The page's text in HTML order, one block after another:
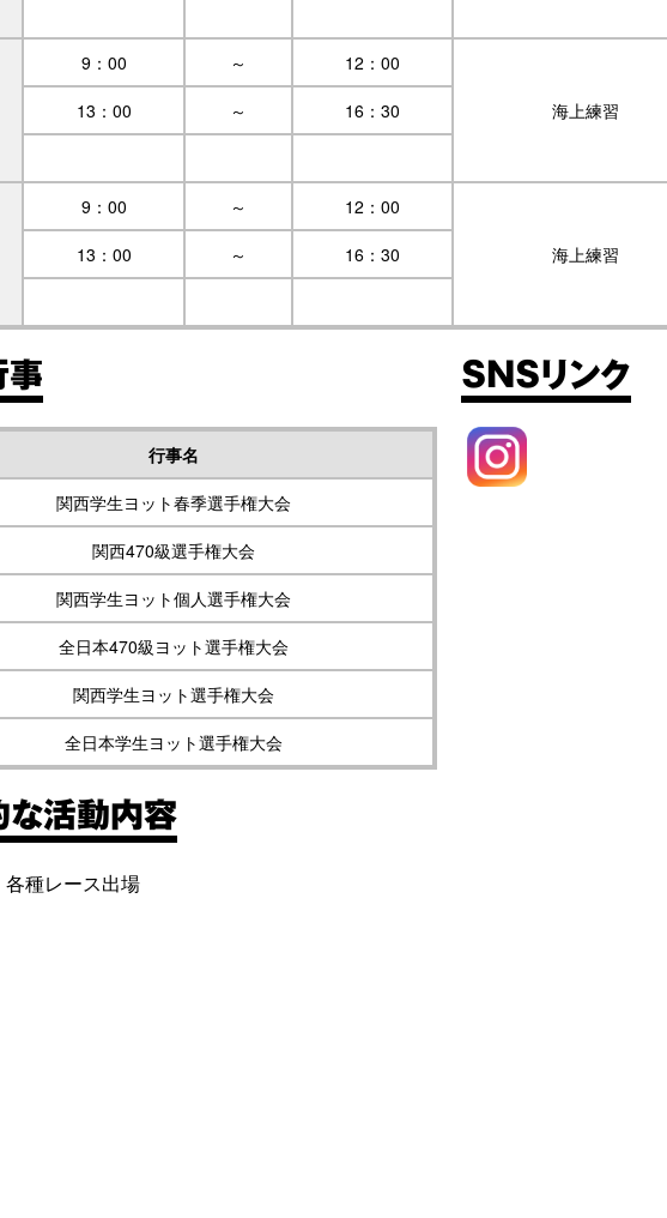
9：00 ～
12：00
海上練習
13：00 ～ 16：30
9：00 ～
12：00
海上練習
13：00 ～ 16：30
事
行事名
関西学生ヨット春季選手権大会
関西470級選手権大会
関西学生ヨット個人選手権大会
全日本470級ヨット選手権大会
関西学生ヨット選手権大会
全日本学生ヨット選手権大会
SNSリンク
な活動内容
種レース出場